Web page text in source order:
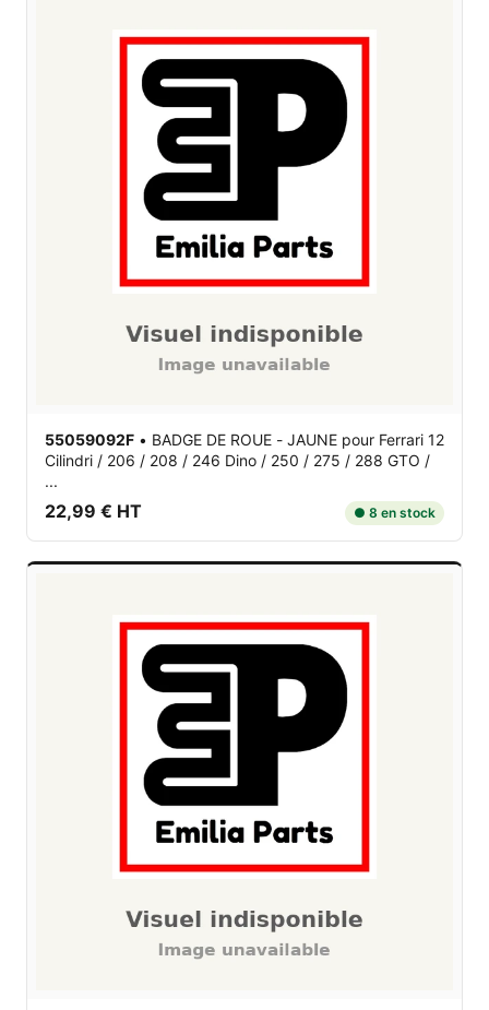
55059092F • BADGE DE ROUE - JAUNE pour Ferrari 12
Cilindri / 206 / 208 / 246 Dino / 250 / 275 / 288 GTO /
...
22,99 € HT ● 8 en stock